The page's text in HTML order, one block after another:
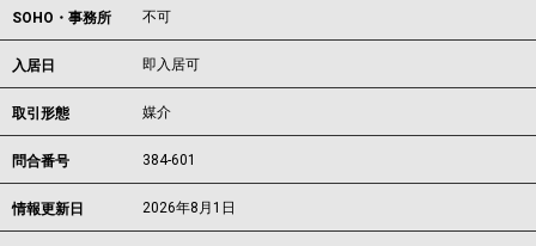
SOHO・事務所 不可
入居日 即入居可
取引形態 媒介
問合番号 384-601
情報更新日 2026年8月1日